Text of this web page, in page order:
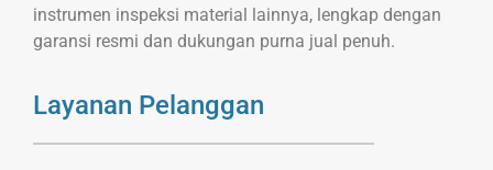
instrumen inspeksi material lainnya, lengkap dengan
garansi resmi dan dukungan purna jual penuh.
Layanan Pelanggan